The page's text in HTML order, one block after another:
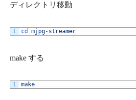
ディレクトリ移動
1 cd mjpg-streamer
make する
1 make